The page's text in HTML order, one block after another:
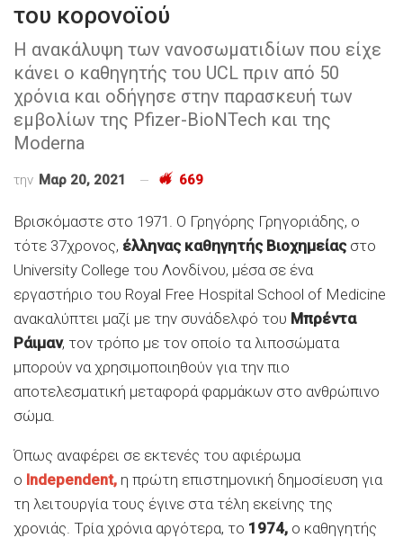
του κορονοϊού
Η ανακάλυψη των νανοσωματιδίων που είχε
κάνει ο καθηγητής του UCL πριν από 50
χρόνια και οδήγησε στην παρασκευή των
εμβολίων της Pfizer-BioNTech και της
Moderna
την Μαρ 20, 2021 669
Βρισκόμαστε στο 1971. Ο Γρηγόρης Γρηγοριάδης, ο
τότε 37χρονος, έλληνας καθηγητής Βιοχημείας στο
University College του Λονδίνου, μέσα σε ένα
εργαστήριο του Royal Free Hospital School of Medicine
ανακαλύπτει μαζί με την συνάδελφό του Μπρέντα
Ράιμαν, τον τρόπο με τον οποίο τα λιποσώματα
μπορούν να χρησιμοποιηθούν για την πιο
αποτελεσματική μεταφορά φαρμάκων στο ανθρώπινο
σώμα.
Όπως αναφέρει σε εκτενές του αφιέρωμα
ο Independent, η πρώτη επιστημονική δημοσίευση για
τη λειτουργία τους έγινε στα τέλη εκείνης της
χρονιάς. Τρία χρόνια αργότερα, το 1974, ο καθηγητής